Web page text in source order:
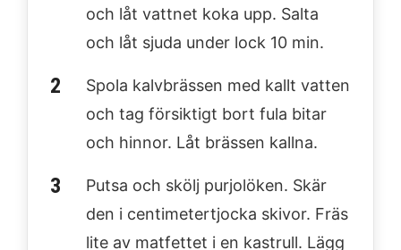
och låt vattnet koka upp. Salta
och låt sjuda under lock 10 min.
Spola kalvbrässen med kallt vatten
och tag försiktigt bort fula bitar
och hinnor. Låt brässen kallna.
Putsa och skölj purjolöken. Skär
den i centimetertjocka skivor. Fräs
lite av matfettet i en kastrull. Lägg